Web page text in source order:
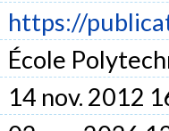
https://
École
14 nov. 2012